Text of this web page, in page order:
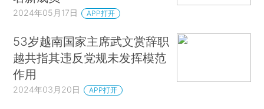
2024年05月17日 APP打开
53岁越南国家主席武文赏辞职
越共指其违反党规未发挥模范
作用
2024年03月20日 APP打开